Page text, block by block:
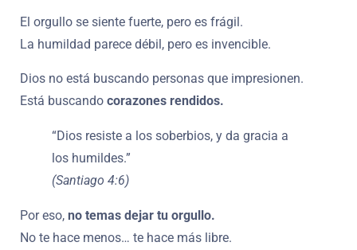
El orgullo se siente fuerte, pero es frágil.
La humildad parece débil, pero es invencible.
Dios no está buscando personas que impresionen.
Está buscando corazones rendidos.
“Dios resiste a los soberbios, y da gracia a
los humildes.”
(Santiago 4:6)
Por eso, no temas dejar tu orgullo.
No te hace menos… te hace más libre.